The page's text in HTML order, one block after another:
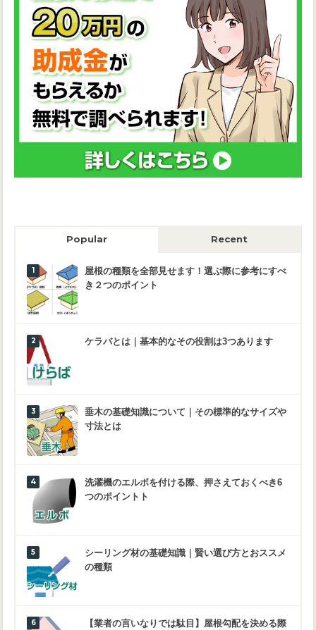
Popular Recent
屋根の種類を全部見せます！選ぶ際に参考にすべ
き２つのポイント
ケラバとは｜基本的なその役割は3つあります
垂木の基礎知識について｜その標準的なサイズや
寸法とは
洗濯機のエルボを付ける際、押さえておくべき6
つのポイントト
シーリング材の基礎知識｜賢い選び方とおススメ
の種類
【業者の言いなりでは駄目】屋根勾配を決める際